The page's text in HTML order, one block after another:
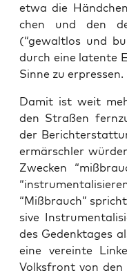
etwa die
chen und den
(“gewalt­los und
durch eine laten­te
Sin­ne zu erpressen.
Damit ist weit
den Stra­ßen
der
er­mär­sch­ler
Zwe­cken
“Miß­brauch”
si­ve
des Gedenk­ta­ges
eine ver­ein­te
Volks­front von den